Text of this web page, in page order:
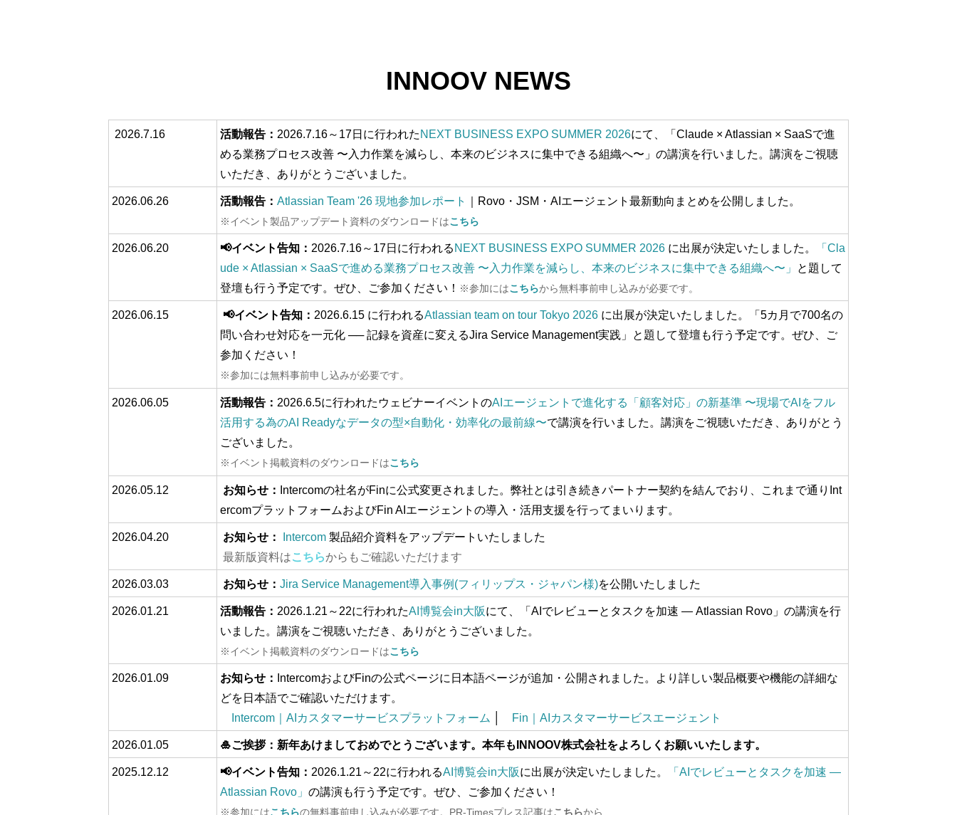
INNOOV NEWS
2026.7.16 活動報告： 2026.7.16～ 17日 に行われた NEXT BUSINESS EXPO SUMMER 2026にて、
「Claude × Atlassian × SaaSで進
める業務プロセス改善 〜入力作業を減らし、本来のビジネスに集中できる組織へ〜」 の講演を行いました。講演をご視聴
いただき、ありがとうございました。
2026.06.26 活動報告： Atlassian Team '26 現地参加レポート ｜Rovo・JSM・AIエージェント最新動向まとめを公開しました。
※イベント製品アップデート資料のダウンロードはこちら
2026.06.20 📢イベント告知： 2026.7.16～ 17日 に行われる NEXT BUSINESS EXPO SUMMER 2026 に出展が決定いたしました。
「Cla
ude × Atlassian × SaaSで進める業務プロセス改善 〜入力作業を減らし、本来のビジネスに集中できる組織へ〜」
と題して
登壇も行う予定です。 ぜひ、ご参加ください！ ※参加にはこちらから無料事前申し込みが必要です。
2026.06.15 📢イベント告知： 2026.6.15 に行われるAtlassian team on tour Tokyo 2026 に出展が決定いたしました。「5カ月で700名の
問い合わせ対応を一元化 ── 記録を資産に変えるJira Service Management実践」
と題して登壇も行う予定です。 ぜひ、ご
参加ください！
※参加には無料事前申し込みが必要です。
2026.06.05 活動報告： 2026.6.5に行われたウェビナーイベントのAIエージェントで進化する「顧客対応」の新基準 〜現場でAIをフル
活用する為のAI Readyなデータの型×自動化・効率化の最前線〜で講演を行いました。講演をご視聴いただき、ありがとう
ございました。
※イベント掲載資料のダウンロードはこちら
2026.05.12 お知らせ： Intercomの社名がFinに公式変更されました。弊社とは引き続きパートナー契約を結んでおり、これまで通りInt
ercomプラットフォームおよびFin AIエージェントの導入・活用支援を行ってまいります。
2026.04.20 お知らせ： Intercom 製品紹介資料をアップデートいたしました
最新版資料はこちらからもご確認いただけます
2026.03.03 お知らせ： Jira Service Management導入事例(フィリップス・ジャパン様)を公開いたしました
2026.01.21 活動報告： 2026.1.21～22に行われたAI博覧会in大阪にて、「AIでレビューとタスクを加速 ― Atlassian Rovo」の講演を行
いました。講演をご視聴いただき、ありがとうございました。
※イベント掲載資料のダウンロードはこちら
2026.01.09 お知らせ：
IntercomおよびFinの公式ページに日本語ページが追加・公開されました。より詳しい製品概要や機能の詳細な
どを日本語でご確認いただけます。
Intercom｜AIカスタマーサービスプラットフォーム
Fin｜AIカスタマーサービスエージェント
2026.01.05 🎍ご挨拶：新年あけましておめでとうございます。本年もINNOOV株式会社をよろしくお願いいたします。
2025.12.12 📢イベント告知： 2026.1.21～22に行われるAI博覧会in大阪に出展が決定いたしました。
「AIでレビューとタスクを加速 ―
Atlassian Rovo」 の講演も行う予定です。 ぜひ、ご参加ください！
※参加にはこちらの無料事前申し込みが必要です。 PR-Timesプレス記事はこちらから